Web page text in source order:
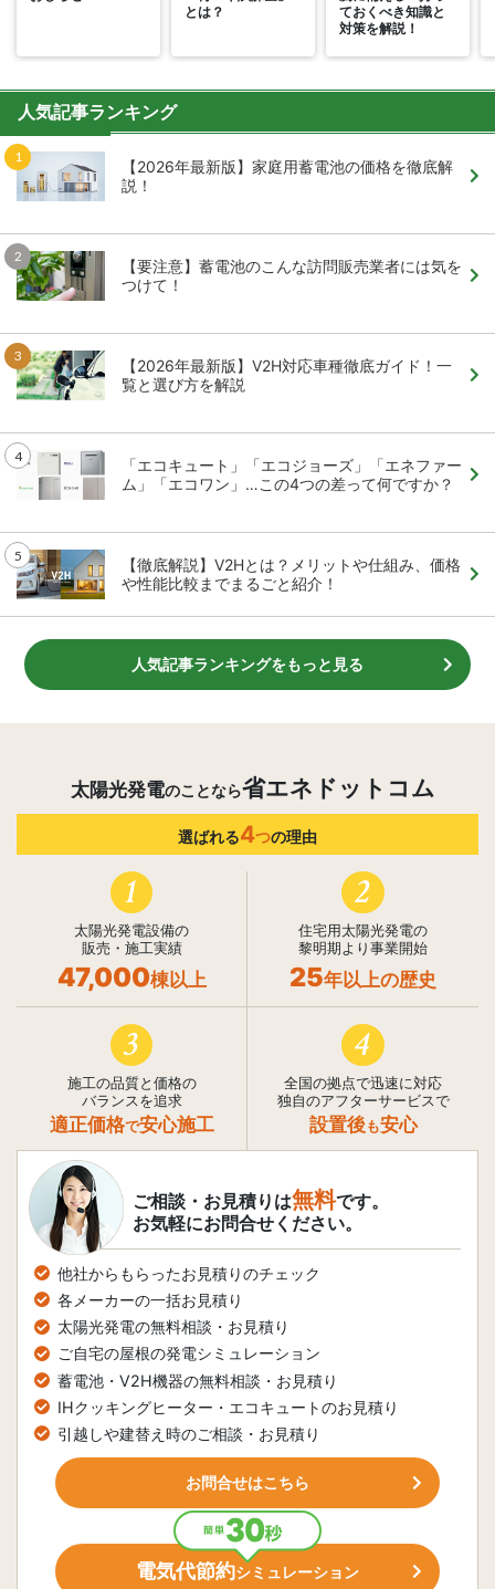
とは？
ておくべき知識と
対策を解説！
人気記事ランキング
【2026年最新版】家庭用蓄電池の価格を徹底解
説！
【要注意】蓄電池のこんな訪問販売業者には気を
つけて！
【2026年最新版】V2H対応車種徹底ガイド！一
覧と選び方を解説
「エコキュート」「エコジョーズ」「エネファー
ム」「エコワン」…この4つの差って何ですか？
【徹底解説】V2Hとは？メリットや仕組み、価格
や性能比較までまるごと紹介！
人気記事ランキングをもっと見る
太陽光発電のことなら省エネドットコム
選ばれる4つの理由
1
太陽光発電設備の
販売・施工実績
47,000棟以上
2
住宅用太陽光発電の
黎明期より事業開始
25年以上の歴史
3
施工の品質と価格の
バランスを追求
適正価格で安心施工
4
全国の拠点で迅速に対応
独自のアフターサービスで
設置後も安心
ご相談・お見積りは無料です。
お気軽にお問合せください。
他社からもらったお見積りのチェック
各メーカーの一括お見積り
太陽光発電の無料相談・お見積り
ご自宅の屋根の発電シミュレーション
蓄電池・V2H機器の無料相談・お見積り
IHクッキングヒーター・エコキュートのお見積り
引越しや建替え時のご相談・お見積り
お問合せはこちら
電気代節約シミュレーション